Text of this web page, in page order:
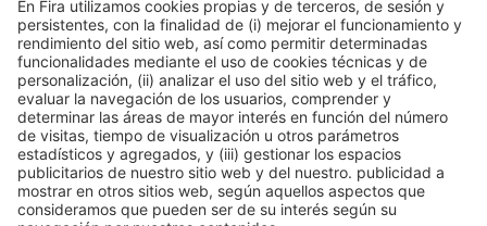
¿Tienes dudas?
Ponte en contacto con nosotros por teléfono, escríbenos un
email o consulta nuestras preguntas frecuentes.
+34 932 332 773
leadretrieval@firabarcelona.com